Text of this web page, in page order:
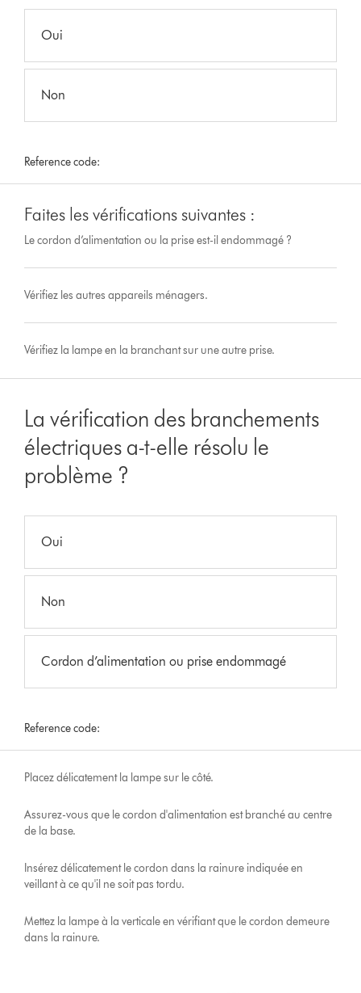
Oui
Non
Reference code:
Faites les vérifications suivantes :
Le cordon d’alimentation ou la prise est-il endommagé ?
Vérifiez les autres appareils ménagers.
Vérifiez la lampe en la branchant sur une autre prise.
La vérification des branchements
électriques a-t-elle résolu le
problème ?
Oui
Non
Cordon d’alimentation ou prise endommagé
Reference code:
Placez délicatement la lampe sur le côté.
Assurez-vous que le cordon d'alimentation est branché au centre
de la base.
Insérez délicatement le cordon dans la rainure indiquée en
veillant à ce qu'il ne soit pas tordu.
Mettez la lampe à la verticale en vérifiant que le cordon demeure
dans la rainure.